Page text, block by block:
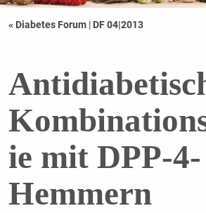
« Diabetes Forum | DF 04|2013
ie mit DPP-4-
Hemmern